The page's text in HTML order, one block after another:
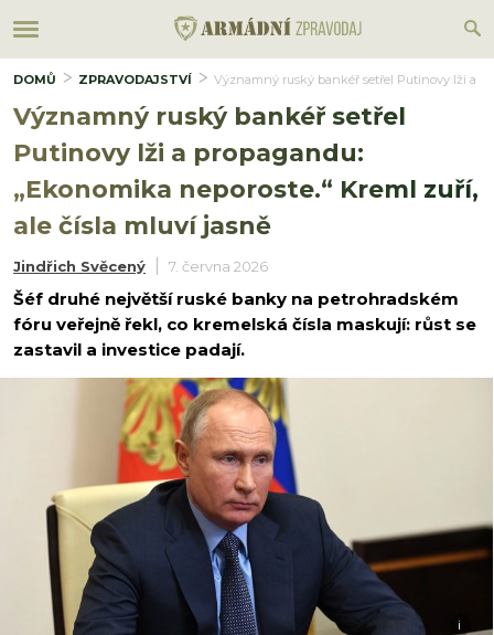
DOMŮ ZPRAVODAJSTVÍ Významný ruský bankéř setřel Putinovy lži a
Významný ruský bankéř setřel
Putinovy lži a propagandu:
„Ekonomika neporoste.“ Kreml zuří,
ale čísla mluví jasně
Jindřich Svěcený 7. června 2026
Šéf druhé největší ruské banky na petrohradském
fóru veřejně řekl, co kremelská čísla maskují: růst se
zastavil a investice padají.
i